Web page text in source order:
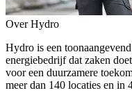
Over Hydro
Hydro is een
energiebedrijf dat zaken
voor een duurzamere
meer dan 140 locaties en in